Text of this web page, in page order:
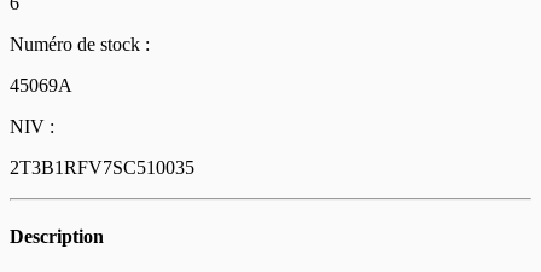
Numéro de stock :
45069A
NIV :
2T3B1RFV7SC510035
Description